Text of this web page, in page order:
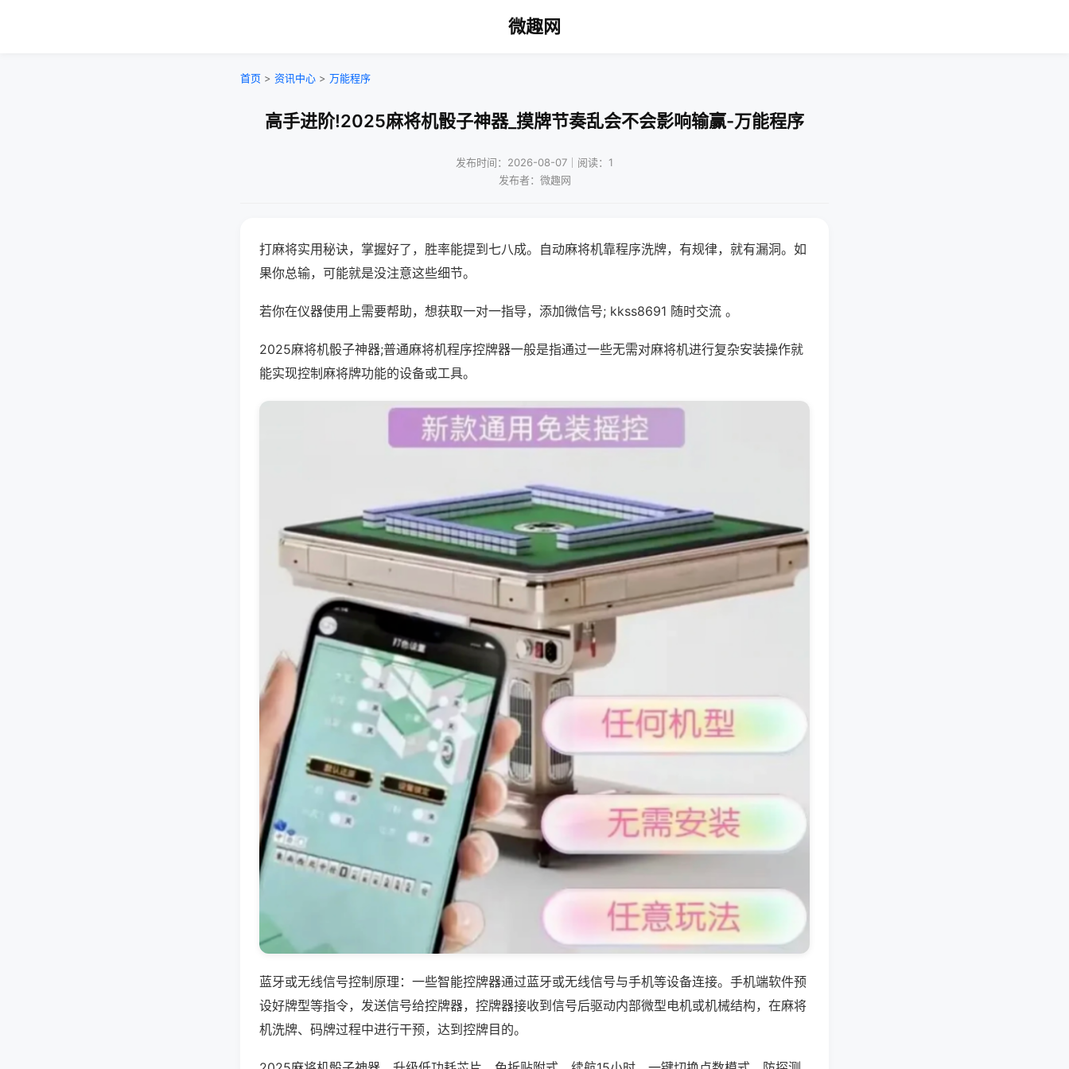
微趣网
首页 > 资讯中心 > 万能程序
高手进阶!2025麻将机骰子神器_摸牌节奏乱会不会影响输赢-万能程序
发布时间：2026-08-07｜阅读：1
发布者：微趣网
打麻将实用秘诀，掌握好了，胜率能提到七八成。自动麻将机靠程序洗牌，有规律，就有漏洞。如
果你总输，可能就是没注意这些细节。
若你在仪器使用上需要帮助，想获取一对一指导，添加微信号; kkss8691 随时交流 。
2025麻将机骰子神器;普通麻将机程序控牌器一般是指通过一些无需对麻将机进行复杂安装操作就
能实现控制麻将牌功能的设备或工具。
蓝牙或无线信号控制原理：一些智能控牌器通过蓝牙或无线信号与手机等设备连接。手机端软件预
设好牌型等指令，发送信号给控牌器，控牌器接收到信号后驱动内部微型电机或机械结构，在麻将
机洗牌、码牌过程中进行干预，达到控牌目的。